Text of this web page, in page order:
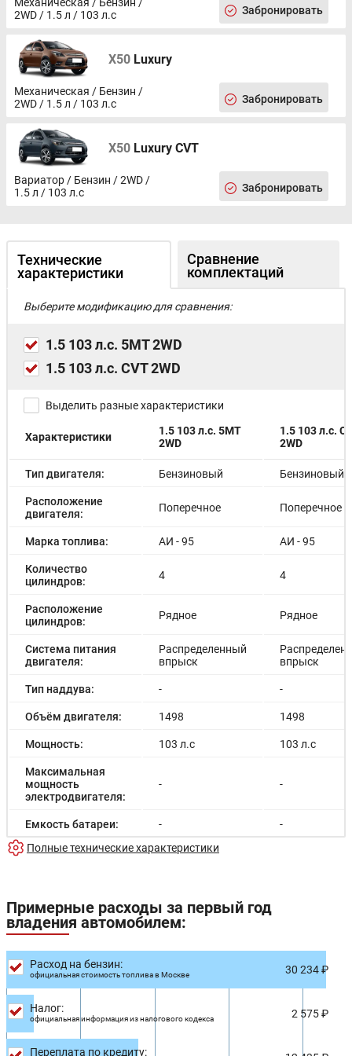
Передний центральный подлокотник
Внутрисалонное освещение для водителя, передних и
Центральный замок с дистанционным управлением
Отпирание крышки лючка бензобака из салона
Отпирание багажника из салона и дистанционно
Пакет курильщика (пепельница, прикуриватель)
Полноразмерное запасное колесо на стальном диске
Бортовой компьютер
Омыватель заднего стекла
Прерывистый режим работы стеклоочистителя лобового
стекла
Механическая / Бензин /
2WD / 1.5 л / 103 л.с
Забронировать
X50 Luxury
Механическая / Бензин /
2WD / 1.5 л / 103 л.с
Забронировать
X50 Luxury CVT
Вариатор / Бензин / 2WD /
1.5 л / 103 л.с
Забронировать
Технические
характеристики
Сравнение
комплектаций
Выберите модификацию для сравнения:
1.5 103 л.с. 5MT 2WD
1.5 103 л.с. CVT 2WD
Выделить разные характеристики
Характеристики
1.5 103 л.с. 5MT
2WD
1.5 103 л.с.
2WD
Тип двигателя: Бензиновый Бензиновый
Расположение
двигателя:
Поперечное Поперечное
Марка топлива: АИ - 95 АИ - 95
Количество
цилиндров:
4 4
Расположение
цилиндров:
Рядное Рядное
Система питания
двигателя:
Распределенный
впрыск
впрыск
Тип наддува: - -
Объём двигателя: 1498 1498
Мощность: 103 л.с 103 л.с
Максимальная
мощность
электродвигателя:
- -
Емкость батареи: - -
Запас хода на
Время зарядки
(быстрая):
-
Разгон до 100км/
час:
11.0 с
скорость:
Расход в
городском цикле:
Полные технические характеристики
Примерные расходы за первый год
владения автомобилем:
Расход на бензин:
официальная стоимость топлива в Москве 30 234 ₽
Налог:
официальная информация из налогового кодекса 2 575 ₽
Переплата по кредиту: